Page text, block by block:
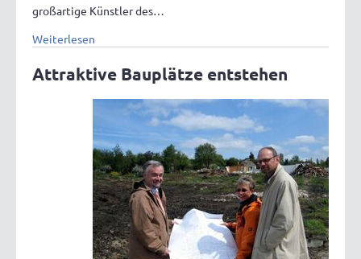
großartige Künstler des…
Weiterlesen
Attraktive Bauplätze entstehen